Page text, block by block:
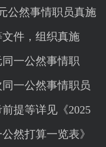
公然事情职员真施
件，组织真施
一公然事情职
一公然事情职员
提等详见《2025
然打算一览表》